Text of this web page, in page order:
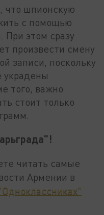
что шпионскую
с помощью
При этом сразу
произвести смену
записи, поскольку
украдены
того, важно
стоит только
читать самые
Армении в